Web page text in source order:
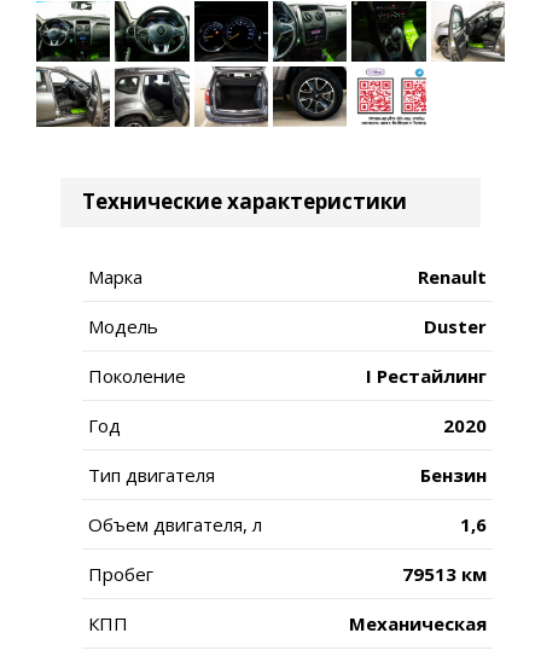
Технические характеристики
Марка Renault
Модель Duster
Поколение I Рестайлинг
Год 2020
Тип двигателя Бензин
Объем двигателя, л 1,6
Пробег 79513 км
КПП Механическая